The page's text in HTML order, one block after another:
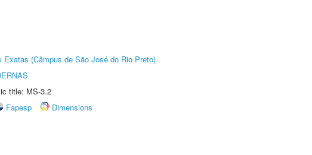
(Câmpus de São José do Rio Preto)
title: MS-3.2
Fapesp
Dimensions